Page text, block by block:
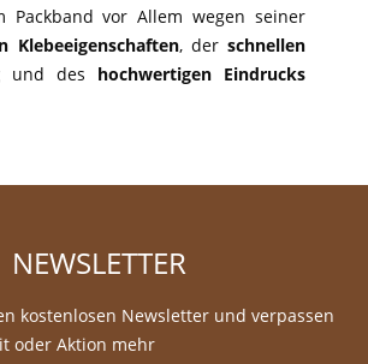
Packband vor Allem wegen seiner
Klebeeigenschaften, der schnellen
und des hochwertigen Eindrucks
NEWSLETTER
kostenlosen Newsletter und verpassen
oder Aktion mehr